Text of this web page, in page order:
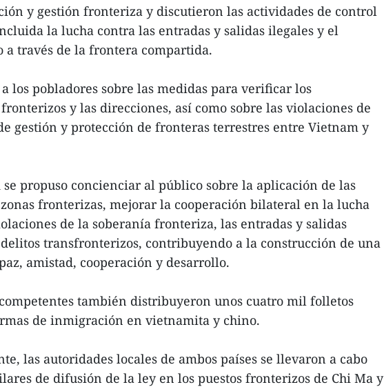
y gestión fronteriza y discutieron las actividades de control
la lucha contra las entradas y salidas ilegales y el
a través de la frontera compartida.
los pobladores sobre las medidas para verificar los
y las direcciones, así como sobre las violaciones de
gestión y protección de fronteras terrestres entre Vietnam y
propuso concienciar al público sobre la aplicación de las
fronterizas, mejorar la cooperación bilateral en la lucha
de la soberanía fronteriza, las entradas y salidas
transfronterizos, contribuyendo a la construcción de una
amistad, cooperación y desarrollo.
también distribuyeron unos cuatro mil folletos
de inmigración en vietnamita y chino.
las autoridades locales de ambos países se llevaron a cabo
de difusión de la ley en los puestos fronterizos de Chi Ma y